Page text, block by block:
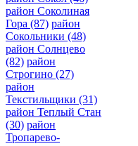
район Соколиная
Гора (87) район
Сокольники (48)
район Солнцево
(82) район
Строгино (27)
район
Текстильщики (31)
район Теплый Стан
(30) район
Тропарево-